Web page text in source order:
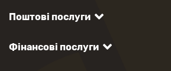
Поштові послуги
Фінансові послуги